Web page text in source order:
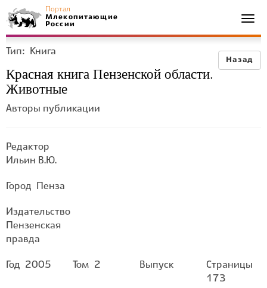
Портал
Млекопитающие
России
Назад
Тип: Книга
Красная книга Пензенской области.
Животные
Авторы публикации
Редактор
Ильин В.Ю.
Город Пенза
Издательство
Пензенская
правда
Год 2005 Том 2 Выпуск
Страницы
173